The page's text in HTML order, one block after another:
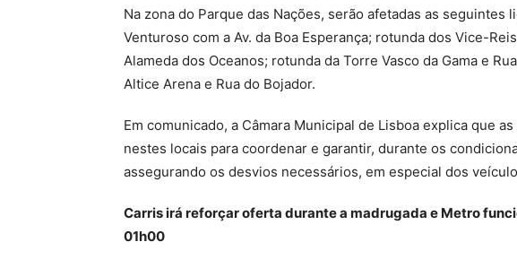
Na zona do Parque das Nações, serão afetadas as seguintes
Venturoso com a Av. da Boa Esperança; rotunda dos Vice-
Alameda dos Oceanos; rotunda da Torre Vasco da Gama e
Altice Arena e Rua do Bojador.
Em comunicado, a Câmara Municipal de Lisboa explica que
nestes locais para coordenar e garantir, durante os
assegurando os desvios necessários, em especial dos
Carris irá reforçar oferta durante a madrugada e Metro
01h00